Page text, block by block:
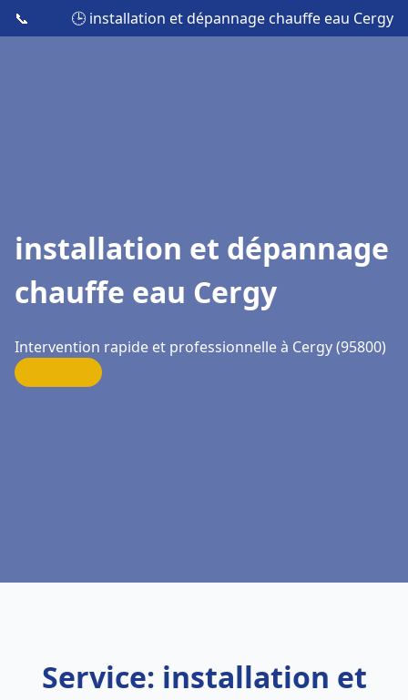
📞 🕒 installation et dépannage chauffe eau Cergy
installation et dépannage
chauffe eau Cergy
Intervention rapide et professionnelle à Cergy (95800)
Service: installation et